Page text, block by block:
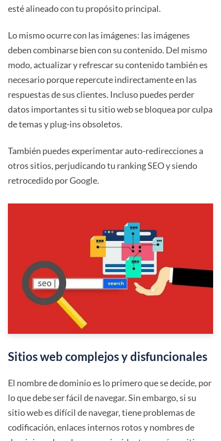
esté alineado con tu propósito principal.
Lo mismo ocurre con las imágenes: las imágenes
deben combinarse bien con su contenido. Del mismo
modo, actualizar y refrescar su contenido también es
necesario porque repercute indirectamente en las
respuestas de sus clientes. Incluso puedes perder
datos importantes si tu sitio web se bloquea por culpa
de temas y plug-ins obsoletos.
También puedes experimentar auto-redirecciones a
otros sitios, perjudicando tu ranking SEO y siendo
retrocedido por Google.
Sitios web complejos y disfuncionales
El nombre de dominio es lo primero que se decide, por
lo que debe ser fácil de navegar. Sin embargo, si su
sitio web es difícil de navegar, tiene problemas de
codificación, enlaces internos rotos y nombres de